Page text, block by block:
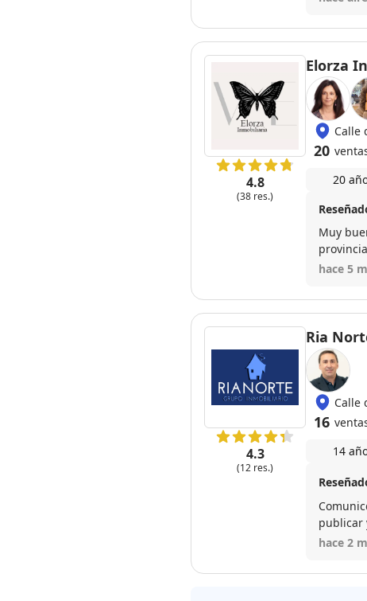
4.8
(38 res.)
Elorza
Calle
20
20
Muy
Con ella
hace 5
4.3
(12 res.)
Ria
Calle
16
14
publicar
por
hace 2